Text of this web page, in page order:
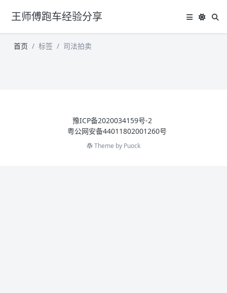
王师傅跑车经验分享
首页 标签 司法拍卖
豫ICP备2020034159号-2
粤公网安备44011802001260号
Theme by Puock